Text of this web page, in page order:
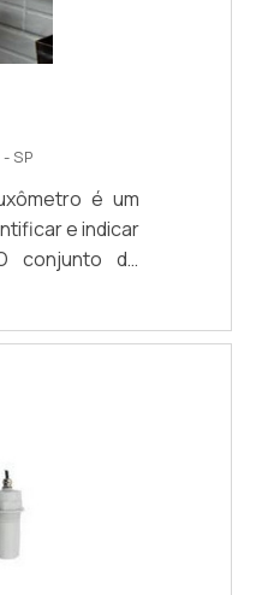
encontrar div.
SP
é um
e indicar
conjunto de
de gás
conhecidos
o gás, um
superior
feito de um
em